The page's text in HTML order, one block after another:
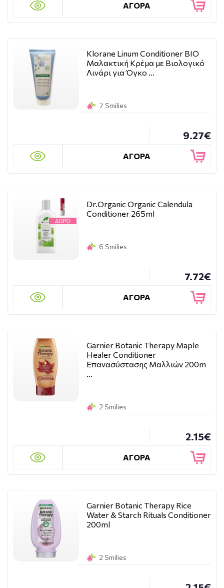
ΑΓΟΡΑ
Klorane Linum Conditioner BIO
Μαλακτική Κρέμα με Βιολογικό
Λινάρι για Όγκο …
7 Smilies
9.27€
ΑΓΟΡΑ
Dr.Organic Organic Calendula
Conditioner 265ml
6 Smilies
7.72€
ΑΓΟΡΑ
Garnier Botanic Therapy Maple
Healer Conditioner
Επανασύστασης Μαλλιών 200m
…
2 Smilies
2.15€
ΑΓΟΡΑ
Garnier Botanic Therapy Rice
Water & Starch Rituals Conditioner
200ml
2 Smilies